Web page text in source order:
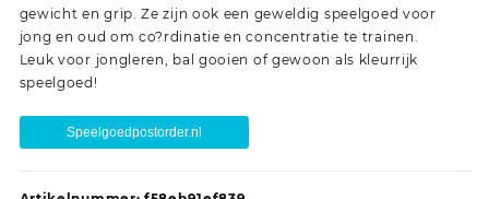
gewicht en grip. Ze zijn ook een geweldig speelgoed voor
jong en oud om co?rdinatie en concentratie te trainen.
Leuk voor jongleren, bal gooien of gewoon als kleurrijk
speelgoed!
Speelgoedpostorder.nl